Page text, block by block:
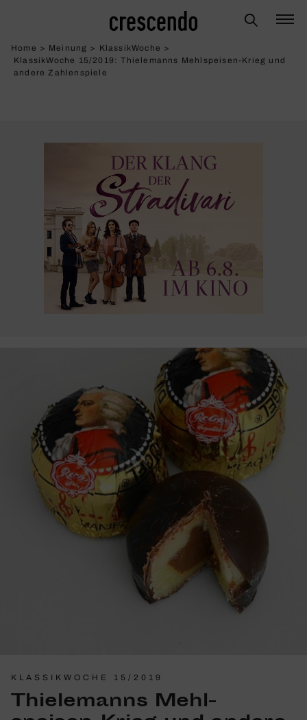
Home > Meinung > KlassikWoche >
KlassikWoche 15/2019: Thie­le­manns Mehl­speisen-Krieg und
andere Zahlen­spiele
KLASSIKWOCHE 15/2019
Thie­le­manns Mehl­